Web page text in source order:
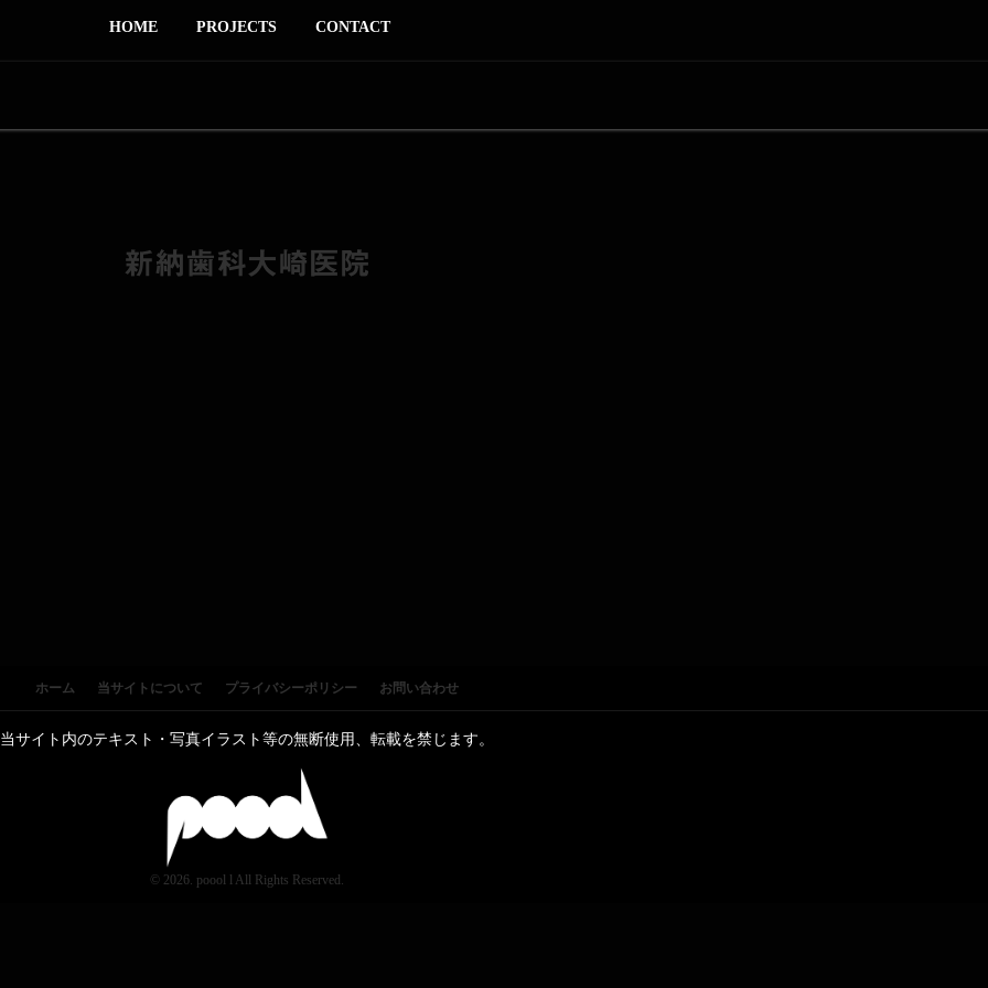
HOME PROJECTS CONTACT
新納歯科大崎医院
ホーム 当サイトについて プライバシーポリシー お問い合わせ
当サイト内のテキスト・写真イラスト等の無断使用、転載を禁じます。
© 2026. poool l All Rights Reserved.